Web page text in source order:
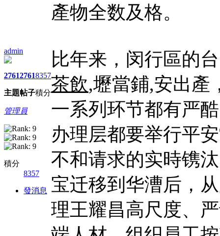
admin
2761
主題
2761
帖子
8357
積分
管理員
積分
8357
發消息
產物全数及格。
比年来，闵行區的
茶飲,壢當鋪,安出產
一系列环节都有严
办理层都要举行平
不和请求的实時镌
宝迁移到华漕后，
理王耀昌高尺度、